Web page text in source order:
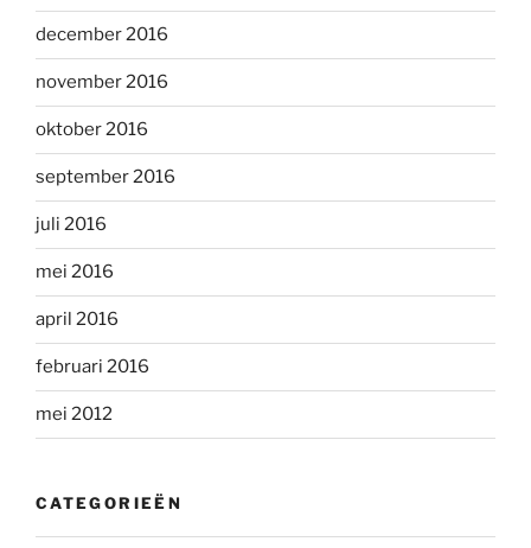
december 2016
november 2016
oktober 2016
september 2016
juli 2016
mei 2016
april 2016
februari 2016
mei 2012
CATEGORIEËN